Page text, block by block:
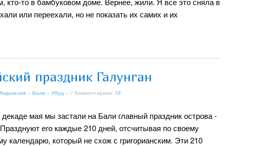
или переехали, но не показать их самих и их
праздник Галунган
» Бали » Убуд » // Комментариев: 10
декаде мая мы застали на Бали главный праздник острова -
Празднуют его каждые 210 дней, отсчитывая по своему
календарю, который не схож с григорианским. Эти 210